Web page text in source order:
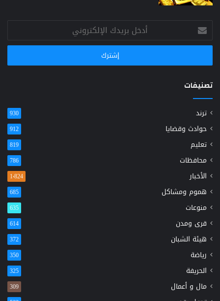
أدخل
بريدك
الإلكتروني
تصنيفات
ترند 930
حوادث وقضايا 912
تعليم 819
محافظات 786
الأخبار 1٬824
هموم ومشاكل 685
منوعات 635
قرى ومدن 614
هيئة الشبان 372
رياضة 350
الحريفة 325
مال و أعمال 309